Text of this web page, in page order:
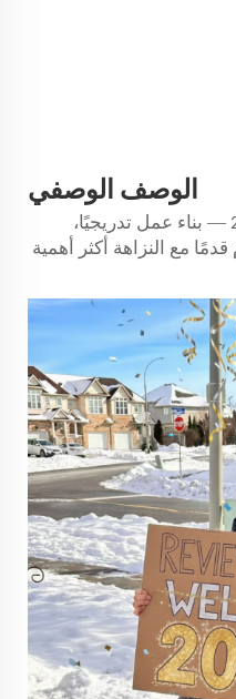
الوصف الوصفي
— بناء عمل تدريجيًا،
قدمًا مع النزاهة أكثر أهمية